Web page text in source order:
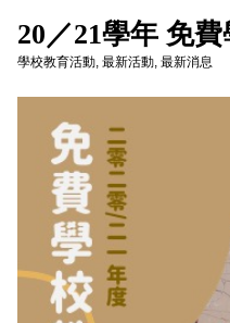
20／21學年 免
學校教育活動 最新活動 最新消息